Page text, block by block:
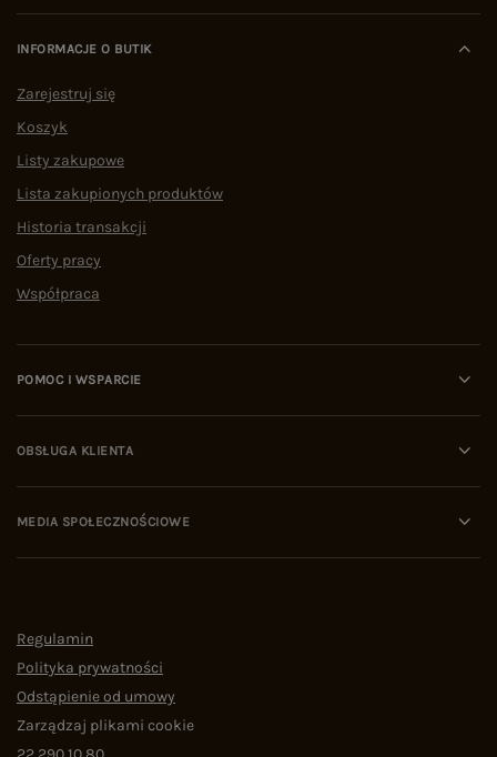
INFORMACJE O BUTIK
Zarejestruj się
Koszyk
Listy zakupowe
Lista zakupionych produktów
Historia transakcji
Oferty pracy
Współpraca
POMOC I WSPARCIE
OBSŁUGA KLIENTA
MEDIA SPOŁECZNOŚCIOWE
Regulamin
Polityka prywatności
Odstąpienie od umowy
Zarządzaj plikami cookie